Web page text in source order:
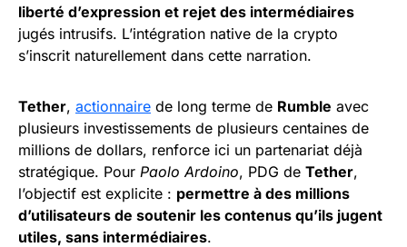
liberté d’expression et rejet des intermédiaires
jugés intrusifs. L’intégration native de la crypto
s’inscrit naturellement dans cette narration.
Tether, actionnaire de long terme de Rumble avec
plusieurs investissements de plusieurs centaines de
millions de dollars, renforce ici un partenariat déjà
stratégique. Pour Paolo Ardoino, PDG de Tether,
l’objectif est explicite : permettre à des millions
d’utilisateurs de soutenir les contenus qu’ils jugent
utiles, sans intermédiaires.